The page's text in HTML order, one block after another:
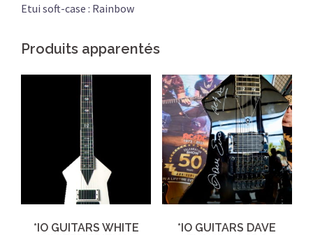
Etui soft-case : Rainbow
Produits apparentés
*IO GUITARS WHITE
*IO GUITARS DAVE